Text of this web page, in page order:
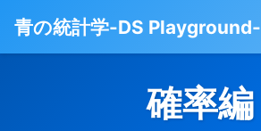
青の統計学-DS Playground-
確率編